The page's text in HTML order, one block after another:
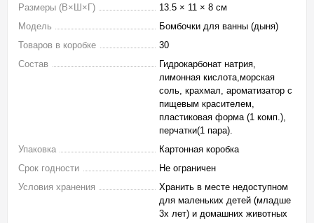
Размеры (В×Ш×Г)
13.5 × 11 × 8 см
Модель
Бомбочки для ванны (дыня)
Товаров в коробке
30
Состав
Гидрокарбонат натрия,
лимонная кислота,морская
соль, крахмал, ароматизатор с
пищевым красителем,
пластиковая форма (1 комп.),
перчатки(1 пара).
Упаковка
Картонная коробка
Срок годности
Не ограничен
Условия хранения
Хранить в месте недоступном
для маленьких детей (младше
3х лет) и домашних животных